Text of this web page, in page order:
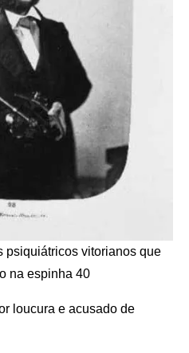
psiquiátricos vitorianos que
na espinha 40
loucura e acusado de